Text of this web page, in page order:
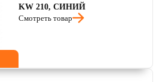
KW 210, СИНИЙ
Смотреть товар